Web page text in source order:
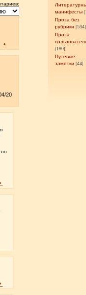
манифесты
Проза без
рубрики [534]
Проза
[180]
Путевые
заметки [44]
•
20